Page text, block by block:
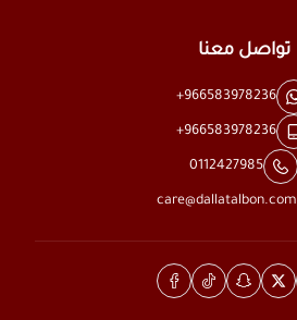
تواصل معنا
+966583978236
+966583978236
0112427985
care@dallatalbon.com